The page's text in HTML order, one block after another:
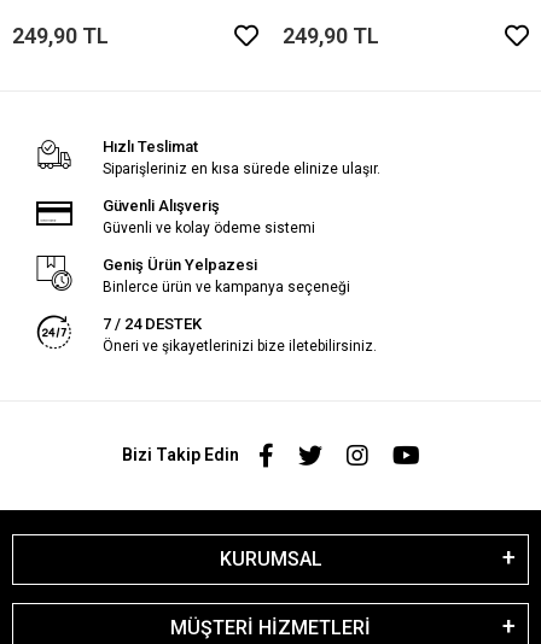
249,90 TL 249,90 TL
Hızlı Teslimat
Siparişleriniz en kısa sürede elinize ulaşır.
Güvenli Alışveriş
Güvenli ve kolay ödeme sistemi
Geniş Ürün Yelpazesi
Binlerce ürün ve kampanya seçeneği
7 / 24 DESTEK
Öneri ve şikayetlerinizi bize iletebilirsiniz.
Bizi Takip Edin
KURUMSAL
MÜŞTERİ HİZMETLERİ